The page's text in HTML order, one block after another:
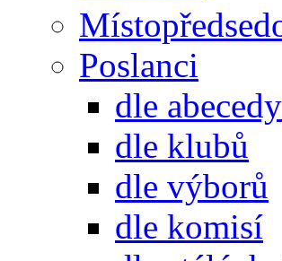
Poslanci
dle abecedy
dle klubů
dle výborů
dle komisí